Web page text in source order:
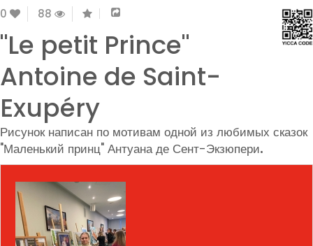
0 88
"Le petit Prince"
Antoine de Saint-
Exupéry
Рисунок написан по мотивам одной из любимых сказок
"Маленький принц" Антуана де Сент-Экзюпери.